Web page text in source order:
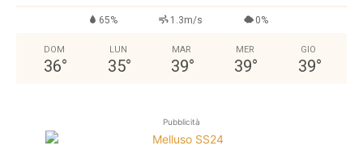
65% 1.3m/s 0%
DOM
36°
LUN
35°
MAR
39°
MER
39°
GIO
39°
Pubblicità